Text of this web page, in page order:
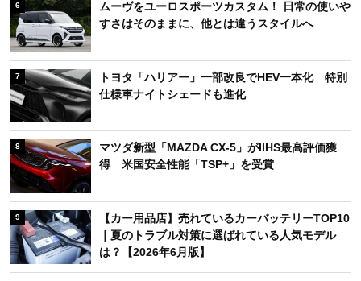
6
ムーヴをユーロスポーツカスタム！ 日常の使いや
すさはそのままに、他とは違うスタイルへ
7
トヨタ「ハリアー」一部改良でHEV一本化 特別
仕様車ナイトシェードも進化
8
マツダ新型「MAZDA CX-5」がIIHS最高評価獲
得 米国安全性能「TSP+」を受賞
9
【カー用品店】売れているカーバッテリーTOP10
｜夏のトラブル対策に選ばれている人気モデル
は？【2026年6月版】